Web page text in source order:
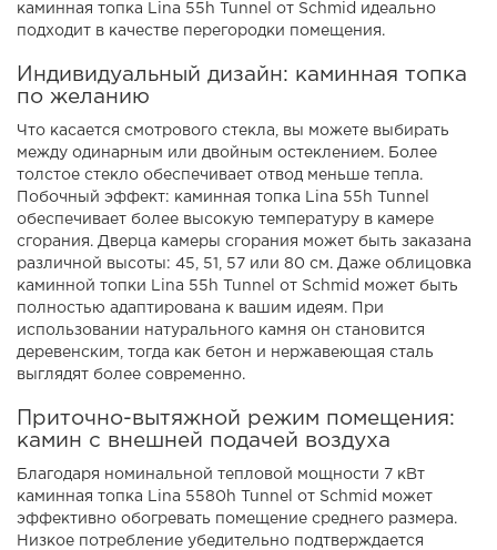
каминная топка Lina 55h Tunnel от Schmid идеально
подходит в качестве перегородки помещения.
Индивидуальный дизайн: каминная топка
по желанию
Что касается смотрового стекла, вы можете выбирать
между одинарным или двойным остеклением. Более
толстое стекло обеспечивает отвод меньше тепла.
Побочный эффект: каминная топка Lina 55h Tunnel
обеспечивает более высокую температуру в камере
сгорания. Дверца камеры сгорания может быть заказана
различной высоты: 45, 51, 57 или 80 см. Даже облицовка
каминной топки Lina 55h Tunnel от Schmid может быть
полностью адаптирована к вашим идеям. При
использовании натурального камня он становится
деревенским, тогда как бетон и нержавеющая сталь
выглядят более современно.
Приточно-вытяжной режим помещения:
камин с внешней подачей воздуха
Благодаря номинальной тепловой мощности 7 кВт
каминная топка Lina 5580h Tunnel от Schmid может
эффективно обогревать помещение среднего размера.
Низкое потребление убедительно подтверждается